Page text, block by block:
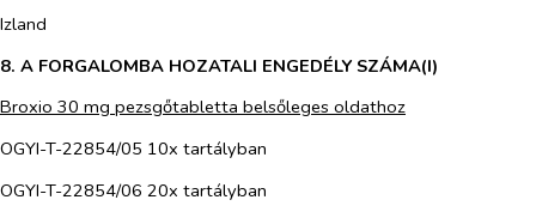
Izland
8. A FORGALOMBA HOZATALI ENGEDÉLY SZÁMA(I)
Broxio 30 mg pezsgőtabletta belsőleges oldathoz
OGYI-T-22854/05 10x tartályban
OGYI-T-22854/06 20x tartályban